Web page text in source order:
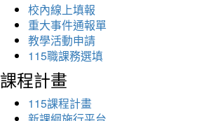
校內線上填報
重大事件通報單
教學活動申請
115職課務選填
課程計畫
115課程計畫